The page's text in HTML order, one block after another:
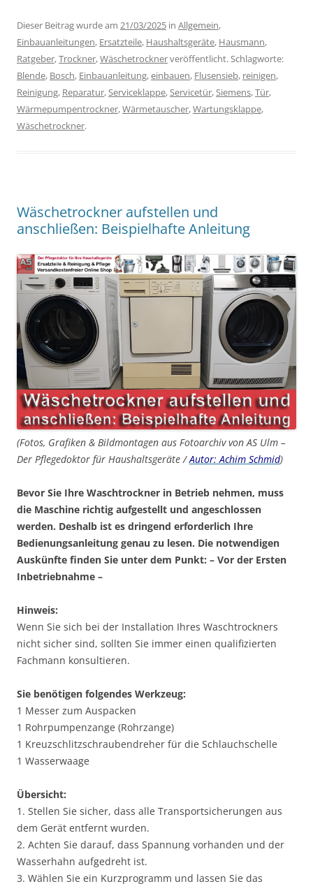
Dieser Beitrag wurde am 21/03/2025 in Allgemein,
Einbauanleitungen, Ersatzteile, Haushaltsgeräte, Hausmann,
Ratgeber,Trockner,Wäschetrocknerveröffentlicht. Schlagworte:
Blende, Bosch, Einbauanleitung,einbauen, Flusensieb, reinigen,
Reinigung, Reparatur,Serviceklappe,Servicetür,Siemens,Tür,
Wärmepumpentrockner,Wärmetauscher,Wartungsklappe,
Wäschetrockner.
Wäschetrockner aufstellen und
anschließen: Beispielhafte Anleitung
(Fotos, Grafiken & Bildmontagen aus Fotoarchiv von AS Ulm –
Der Pflegedoktor für Haushaltsgeräte /Autor: Achim Schmid)
Bevor Sie Ihre Waschtrockner in Betrieb nehmen, muss
die Maschine richtig aufgestellt und angeschlossen
werden. Deshalb ist es dringend erforderlich Ihre
Bedienungsanleitung genau zu lesen. Die notwendigen
Auskünfte finden Sie unter dem Punkt: – Vor der Ersten
Inbetriebnahme –
Hinweis:
Wenn Sie sich bei der Installation Ihres Waschtrockners
nicht sicher sind, sollten Sie immer einen qualifizierten
Fachmann konsultieren.
Sie benötigen folgendes Werkzeug:
1 Messer zum Auspacken
1 Rohrpumpenzange (Rohrzange)
1 Kreuzschlitzschraubendreher für die Schlauchschelle
1 Wasserwaage
Übersicht:
1. Stellen Sie sicher, dass alle Transportsicherungen aus
dem Gerät entfernt wurden.
2. Achten Sie darauf, dass Spannung vorhanden und der
Wasserhahn aufgedreht ist.
3. Wählen Sie ein Kurzprogramm und lassen Sie das